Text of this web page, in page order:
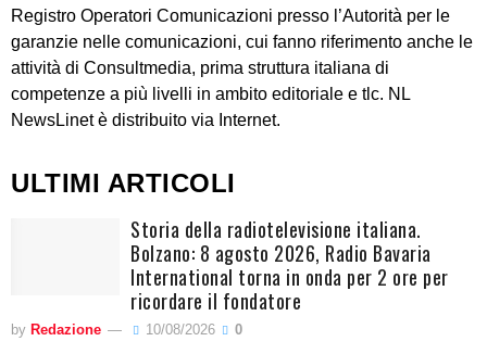
Registro Operatori Comunicazioni presso l’Autorità per le
garanzie nelle comunicazioni, cui fanno riferimento anche le
attività di Consultmedia, prima struttura italiana di
competenze a più livelli in ambito editoriale e tlc. NL
NewsLinet è distribuito via Internet.
ULTIMI ARTICOLI
Storia della radiotelevisione italiana.
Bolzano: 8 agosto 2026, Radio Bavaria
International torna in onda per 2 ore per
ricordare il fondatore
by Redazione 10/08/2026 0